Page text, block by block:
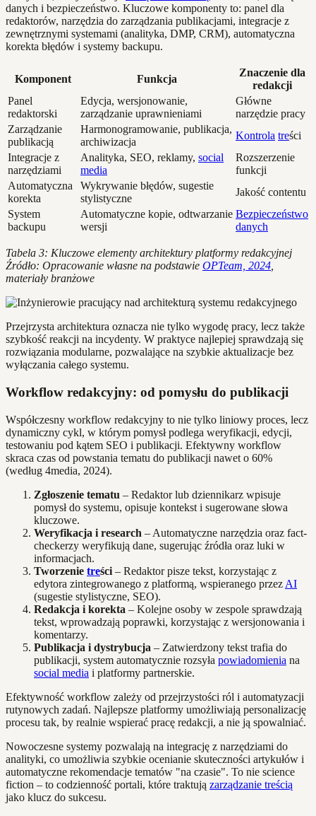
danych i bezpieczeństwo. Kluczowe komponenty to: panel dla
redaktorów, narzędzia do zarządzania publikacjami, integracje z
zewnętrznymi systemami (analityka, DMP, CRM), automatyczna
korekta błędów i systemy backupu.
Komponent Funkcja
Znaczenie dla
redakcji
Panel
redaktorski
Edycja, wersjonowanie,
zarządzanie uprawnieniami
Główne
narzędzie pracy
Zarządzanie
publikacją
Harmonogramowanie, publikacja,
archiwizacja
Kontrola treści
Integracje z
narzędziami
Analityka, SEO, reklamy, social
media
Rozszerzenie
funkcji
Automatyczna
korekta
Wykrywanie błędów, sugestie
stylistyczne
Jakość contentu
System
backupu
Automatyczne kopie, odtwarzanie
wersji
Bezpieczeństwo
danych
Tabela 3: Kluczowe elementy architektury platformy redakcyjnej
Źródło: Opracowanie własne na podstawie OPTeam, 2024
materiały branżowe
Przejrzysta architektura oznacza nie tylko wygodę pracy, lecz także
szybkość reakcji na incydenty. W praktyce najlepiej sprawdzają się
rozwiązania modularne, pozwalające na szybkie aktualizacje bez
wyłączania całego systemu.
Workflow redakcyjny: od pomysłu do publikacji
Współczesny workflow redakcyjny to nie tylko liniowy proces, lecz
dynamiczny cykl, w którym pomysł podlega weryfikacji, edycji,
testowaniu pod kątem SEO i publikacji. Efektywny workflow
skraca czas od powstania tematu do publikacji nawet o 60%
(według 4media, 2024).
Zgłoszenie tematu – Redaktor lub dziennikarz wpisuje
pomysł do systemu, opisuje kontekst i sugerowane słowa
kluczowe.
Weryfikacja i research – Automatyczne narzędzia oraz fact-
checkerzy weryfikują dane, sugerując źródła oraz luki w
informacjach.
Tworzenie treści – Redaktor pisze tekst, korzystając z
edytora zintegrowanego z platformą, wspieranego przez AI
(sugestie stylistyczne, SEO).
Redakcja i korekta – Kolejne osoby w zespole sprawdzają
tekst, wprowadzają poprawki, korzystając z wersjonowania i
komentarzy.
Publikacja i dystrybucja – Zatwierdzony tekst trafia do
publikacji, system automatycznie rozsyła powiadomienia na
social media i platformy partnerskie.
Efektywność workflow zależy od przejrzystości ról i automatyzacji
rutynowych zadań. Najlepsze platformy umożliwiają personalizację
procesu tak, by realnie wspierać pracę redakcji, a nie ją spowalniać.
Nowoczesne systemy pozwalają na integrację z narzędziami do
analityki, co umożliwia szybkie ocenianie skuteczności artykułów i
automatyczne rekomendacje tematów "na czasie". To nie science
fiction – to codzienność portali, które traktują zarządzanie treścią
jako klucz do sukcesu.